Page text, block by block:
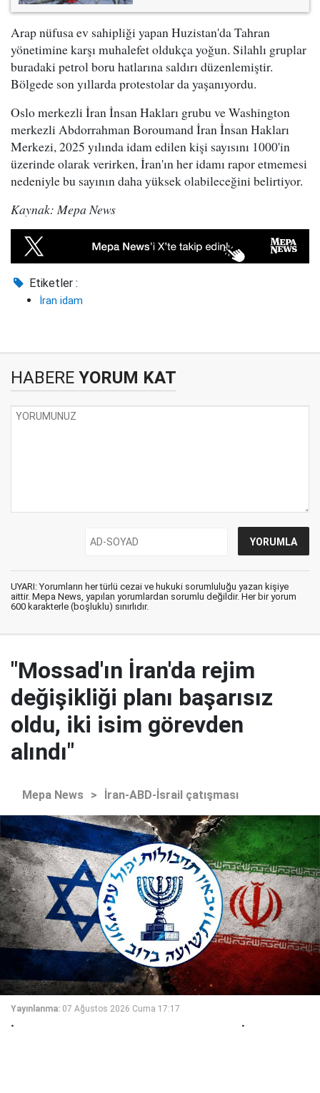
Arap nüfusa ev sahipliği yapan Huzistan'da Tahran
yönetimine karşı muhalefet oldukça yoğun. Silahlı gruplar
buradaki petrol boru hatlarına saldırı düzenlemiştir.
Bölgede son yıllarda protestolar da yaşanıyordu.
Oslo merkezli İran İnsan Hakları grubu ve Washington
merkezli Abdorrahman Boroumand İran İnsan Hakları
Merkezi, 2025 yılında idam edilen kişi sayısını 1000'in
üzerinde olarak verirken, İran'ın her idamı rapor etmemesi
nedeniyle bu sayının daha yüksek olabileceğini belirtiyor.
Kaynak: Mepa News
Etiketler :
İran idam
HABERE YORUM KAT
UYARI: Yorumların her türlü cezai ve hukuki sorumluluğu yazan kişiye
aittir. Mepa News, yapılan yorumlardan sorumlu değildir. Her bir yorum
600 karakterle (boşluklu) sınırlıdır.
"Mossad'ın İran'da rejim
değişikliği planı başarısız
oldu, iki isim görevden
alındı"
Mepa News > İran-ABD-İsrail çatışması
Yayınlanma: 07 Ağustos 2026 Cuma 17:17